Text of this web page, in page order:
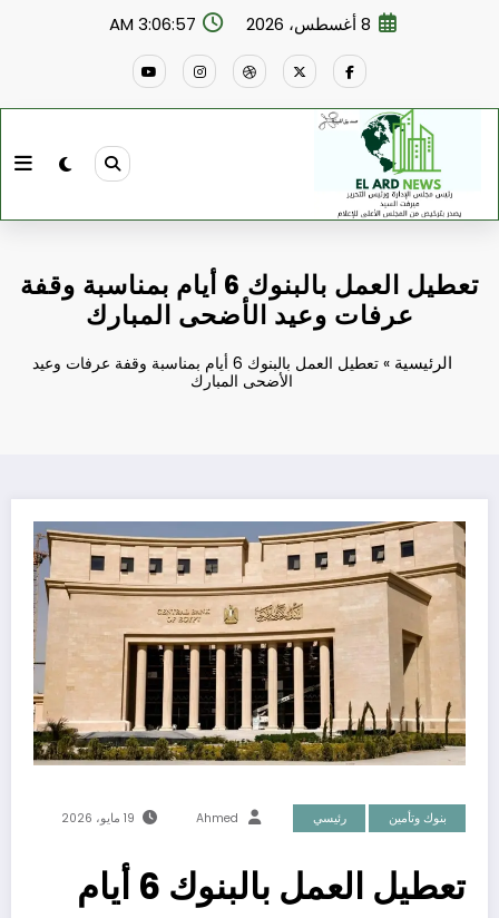
8 أغسطس، 2026 3:06:58 AM
تعطيل العمل بالبنوك 6 أيام بمناسبة وقفة
عرفات وعيد الأضحى المبارك
الرئيسية »
تعطيل العمل بالبنوك 6 أيام بمناسبة وقفة عرفات وعيد
الأضحى المبارك
بنوك وتأمين رئيسي Ahmed 19 مايو، 2026
تعطيل العمل بالبنوك 6 أيام